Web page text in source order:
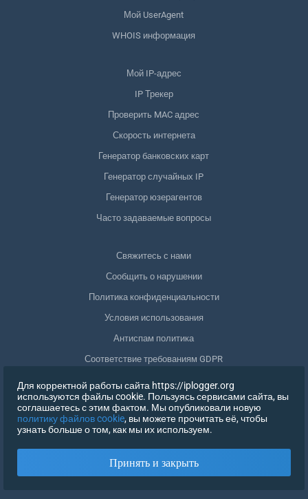
Мой UserAgent
WHOIS информация
Мой IP-адрес
IP Трекер
Проверить MAC адрес
Скорость интернета
Генератор банковских карт
Генератор случайных IP
Генератор юзерагентов
Часто задаваемые вопросы
Свяжитесь с нами
Сообщить о нарушении
Политика конфиденциальности
Условия использования
Антиспам политика
Соответствие требованиям GDPR
Удалить мои данные
Отозвать согласие
ВОЙТИ
Для корректной работы сайта https://iplogger.org
используются файлы cookie. Пользуясь сервисами сайта, вы
соглашаетесь с этим фактом. Мы опубликовали новую
политику файлов cookie, вы можете прочитать её, чтобы
узнать больше о том, как мы их используем.
Принять и закрыть